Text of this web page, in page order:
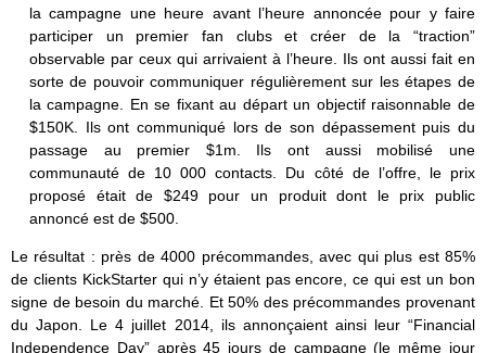
la campagne une heure avant l’heure annoncée pour y faire
participer un premier fan clubs et créer de la “traction”
observable par ceux qui arrivaient à l’heure. Ils ont aussi fait en
sorte de pouvoir communiquer régulièrement sur les étapes de
la campagne. En se fixant au départ un objectif raisonnable de
$150K. Ils ont communiqué lors de son dépassement puis du
passage au premier $1m. Ils ont aussi mobilisé une
communauté de 10 000 contacts. Du côté de l’offre, le prix
proposé était de $249 pour un produit dont le prix public
annoncé est de $500.
Le résultat : près de 4000 précommandes, avec qui plus est 85%
de clients KickStarter qui n’y étaient pas encore, ce qui est un bon
signe de besoin du marché. Et 50% des précommandes provenant
du Japon. Le 4 juillet 2014, ils annonçaient ainsi leur “Financial
Independence Day” après 45 jours de campagne (le même jour